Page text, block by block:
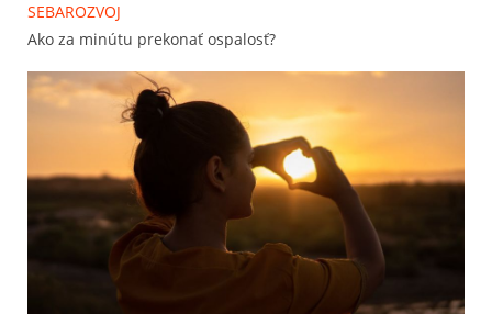
SEBAROZVOJ
Ako za minútu prekonať ospalosť?